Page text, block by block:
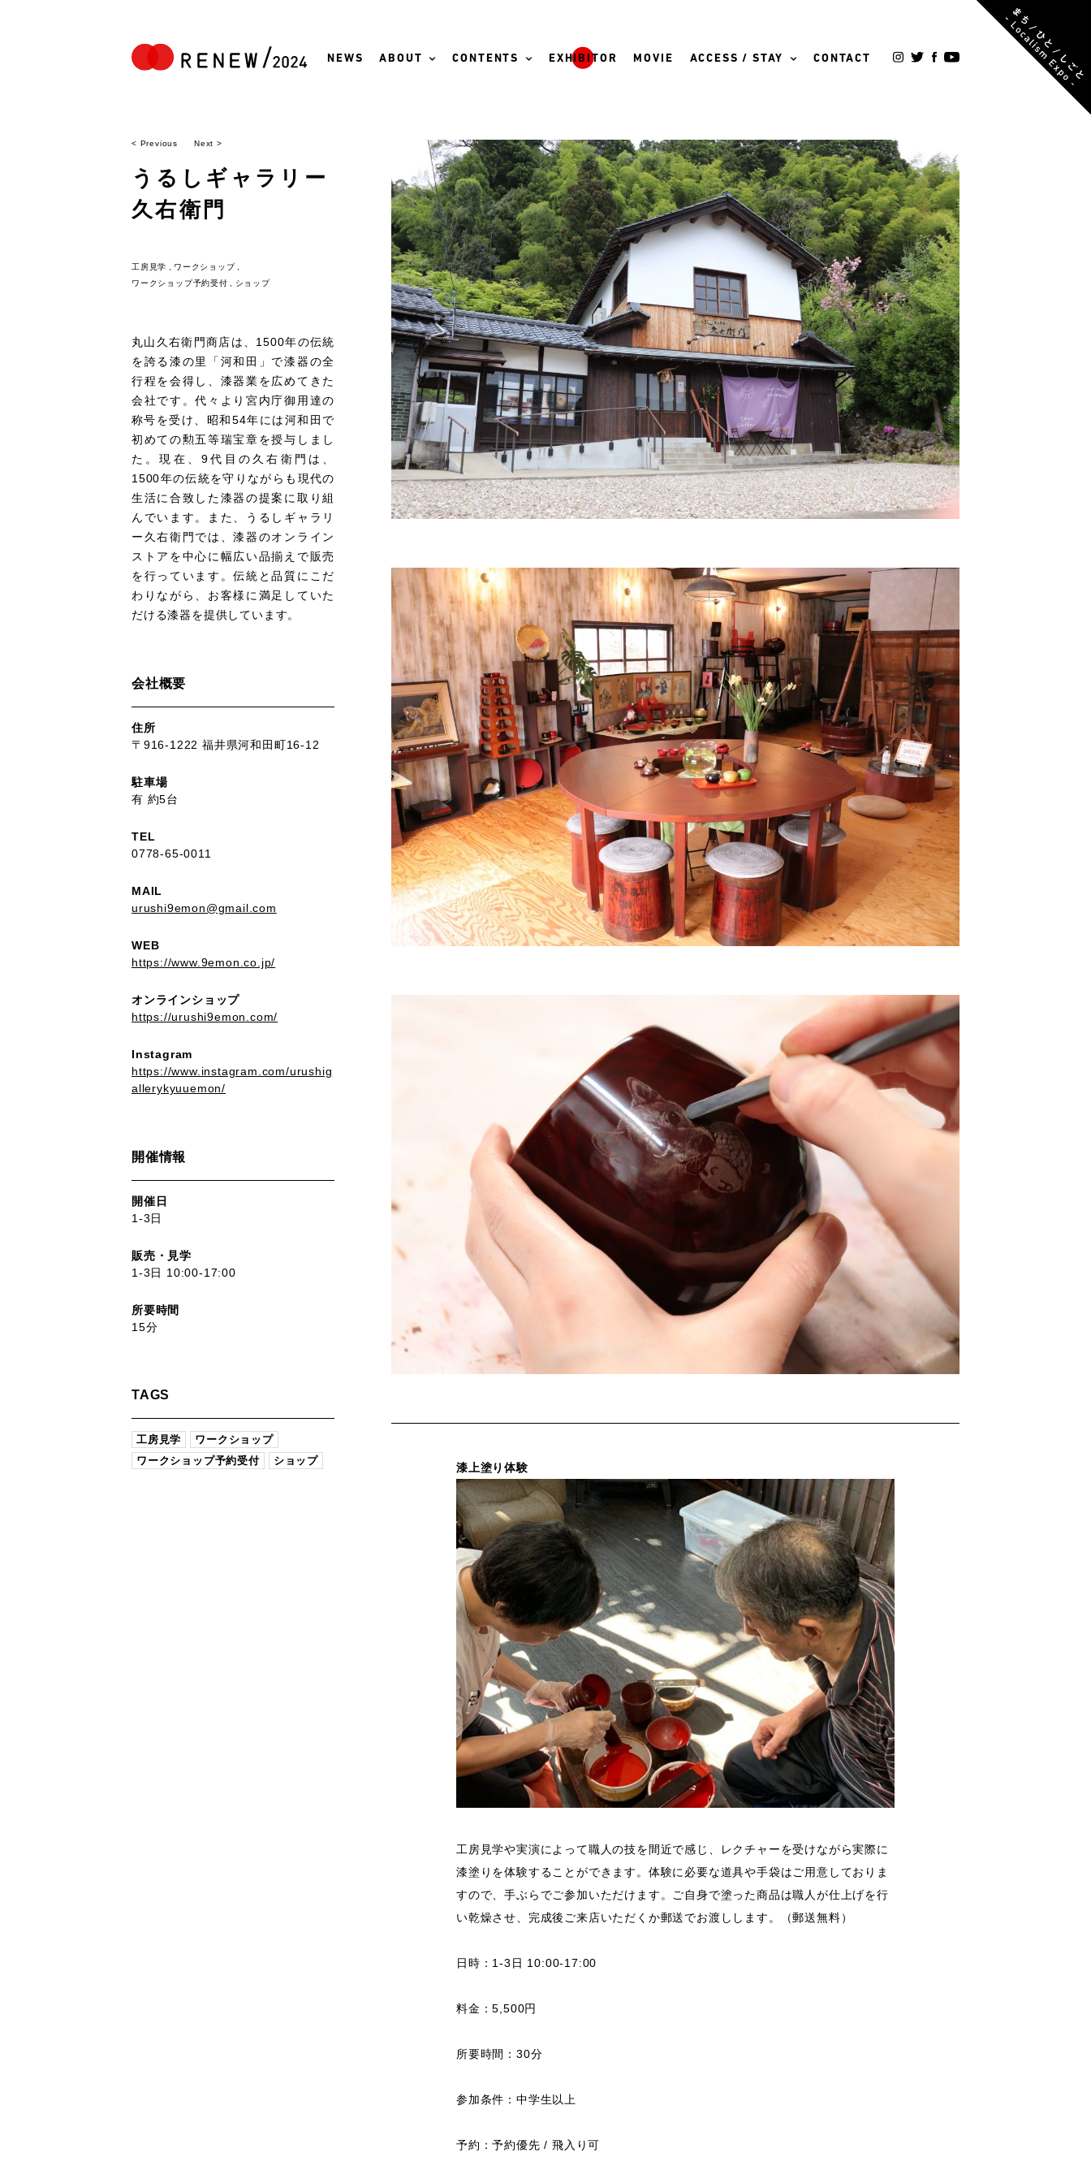
NEWS ABOUT CONTENTS EXHIBITOR MOVIE ACCESS / STAY CONTACT
< Previous Next >
うるしギャラリー
久右衛門
工房見学
ワークショップ
ワークショップ予約受付
ショップ
丸山久右衛門商店は、1500年の伝統
を誇る漆の里「河和田」で漆器の全
行程を会得し、漆器業を広めてきた
会社です。代々より宮内庁御用達の
称号を受け、昭和54年には河和田で
初めての勲五等瑞宝章を授与しまし
た。現在、9代目の久右衛門は、
1500年の伝統を守りながらも現代の
生活に合致した漆器の提案に取り組
んでいます。また、うるしギャラリ
ー久右衛門では、漆器のオンライン
ストアを中心に幅広い品揃えで販売
を行っています。伝統と品質にこだ
わりながら、お客様に満足していた
だける漆器を提供しています。
会社概要
住所
〒916-1222 福井県河和田町16-12
駐車場
有 約5台
TEL
0778-65-0011
MAIL
urushi9emon@gmail.com
WEB
https://www.9emon.co.jp/
オンラインショップ
https://urushi9emon.com/
Instagram
https://www.instagram.com/urushig
allerykyuuemon/
開催情報
開催日
1-3日
販売・見学
1-3日 10:00-17:00
所要時間
15分
TAGS
工房見学
ワークショップ
ワークショップ予約受付
ショップ
漆上塗り体験
工房見学や実演によって職人の技を間近で感じ、レクチャーを受けながら実際に
漆塗りを体験することができます。体験に必要な道具や手袋はご用意しておりま
すので、手ぶらでご参加いただけます。ご自身で塗った商品は職人が仕上げを行
い乾燥させ、完成後ご来店いただくか郵送でお渡しします。（郵送無料）
日時： 1-3日 10:00-17:00
料金：5,500円
所要時間：30分
参加条件：中学生以上
予約：予約優先 / 飛入り可